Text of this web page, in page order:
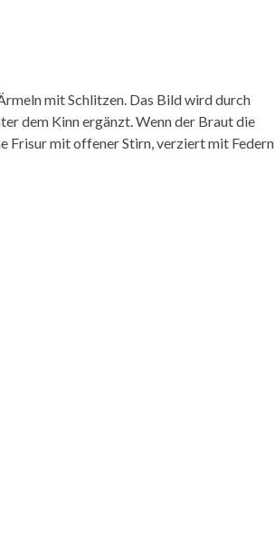
mit Schlitzen. Das Bild wird durch
dem Kinn ergänzt. Wenn der Braut die
Frisur mit offener Stirn, verziert mit Federn